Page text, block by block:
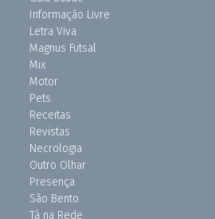
Informação Livre
Letra Viva
Magnus Futsal
Mix
Motor
Pets
Receitas
Revistas
Necrologia
Outro Olhar
Presença
São Bento
Tá na Rede